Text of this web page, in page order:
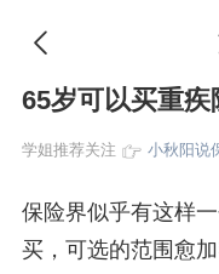
65岁可以买重疾
学姐推荐关注 小秋阳说
保险界似乎有这样
买，可选的范围愈